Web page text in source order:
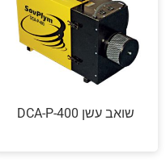
שואב עשן DCA-P-400